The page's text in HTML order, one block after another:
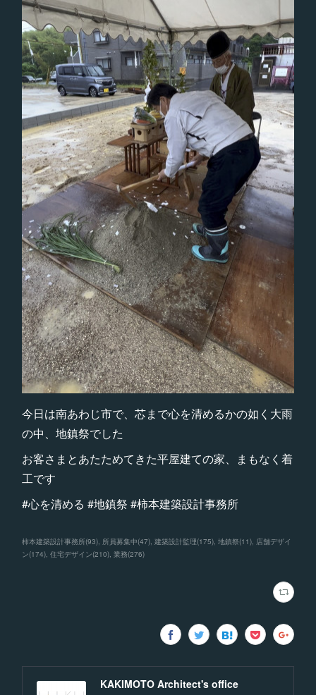
今日は南あわじ市で、芯まで心を清めるかの如く大雨
の中、地鎮祭でした
お客さまとあたためてきた平屋建ての家、まもなく着
工です
#心を清める #地鎮祭 #柿本建築設計事務所
柿本建築設計事務所(93) 所員募集中(47) 建築設計監理(175) 地鎮祭(11) 店舗デザイ
ン(174) 住宅デザイン(210) 業務(276)
KAKIMOTO Architect's office